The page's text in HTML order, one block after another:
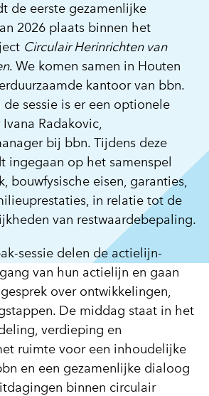
de eerste gezamenlijke
2026 plaats binnen het
Circulair Herinrichten van
. We komen samen in Houten
kantoor van bbn.
sessie is er een optionele
Radakovic,
bij bbn. Tijdens deze
ingegaan op het samenspel
bouwfysische eisen, garanties,
in relatie tot de
van restwaardebepaling.
sessie delen de actielijn-
van hun actielijn en gaan
over ontwikkelingen,
De middag staat in het
verdieping en
ruimte voor een inhoudelijke
en een gezamenlijke dialoog
binnen circulair